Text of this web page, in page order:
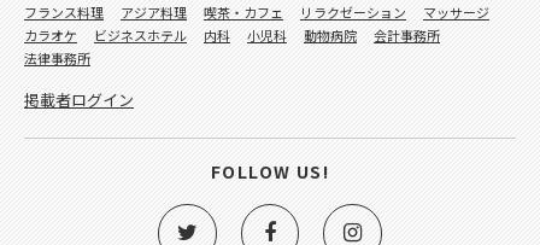
フランス料理
アジア料理 喫茶・カフェ リラクゼーション
マッサージ
カラオケ
ビジネスホテル 内科 小児科 動物病院
会計事務所
法律事務所
掲載者ログイン
FOLLOW US!